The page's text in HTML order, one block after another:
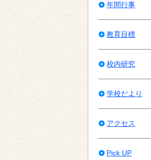
年間行事
教育目標
校内研究
学校だより
アクセス
Pick UP